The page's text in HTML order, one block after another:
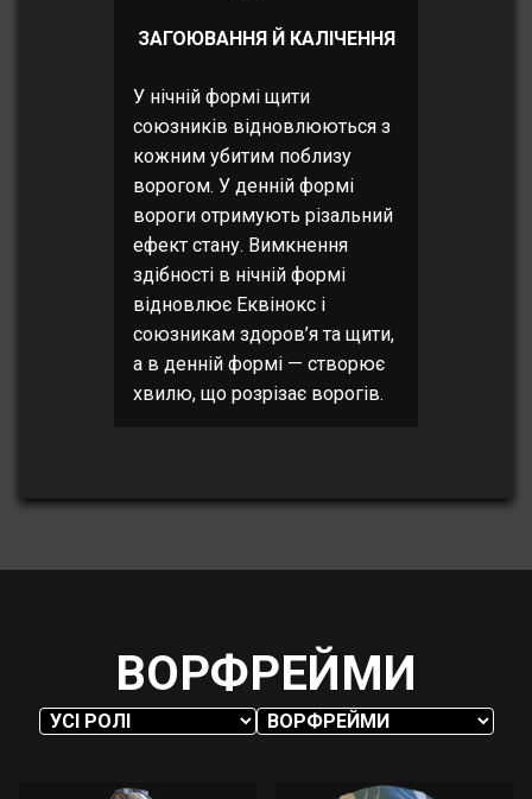
ЗАГОЮВАННЯ Й КАЛІЧЕННЯ
У нічній формі щити
союзників відновлюються з
кожним убитим поблизу
ворогом. У денній формі
вороги отримують різальний
ефект стану. Вимкнення
здібності в нічній формі
відновлює Еквінокс і
союзникам здоров’я та щити,
а в денній формі — створює
хвилю, що розрізає ворогів.
ВОРФРЕЙМИ